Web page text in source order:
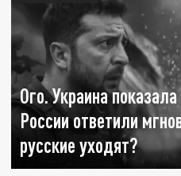
Ого. Украина
России ответили
русские уходят?